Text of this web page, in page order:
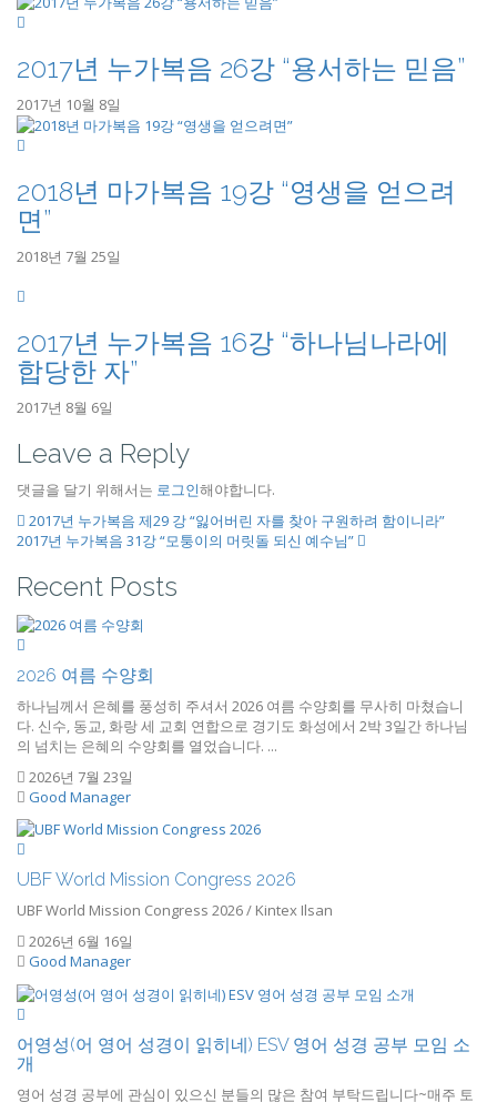
2017년 누가복음 26강 “용서하는 믿음”
2017년 10월 8일
2018년 마가복음 19강 “영생을 얻으려
면”
2018년 7월 25일
2017년 누가복음 16강 “하나님나라에
합당한 자”
2017년 8월 6일
Leave a Reply
댓글을 달기 위해서는 로그인해야합니다.
2017년 누가복음 제29 강 “잃어버린 자를 찾아 구원하려 함이니라”
2017년 누가복음 31강 “모퉁이의 머릿돌 되신 예수님”
Recent Posts
2026 여름 수양회
하나님께서 은혜를 풍성히 주셔서 2026 여름 수양회를 무사히 마쳤습니
다. 신수, 동교, 화랑 세 교회 연합으로 경기도 화성에서 2박 3일간 하나님
의 넘치는 은혜의 수양회를 열었습니다. ...
2026년 7월 23일
Good Manager
UBF World Mission Congress 2026
UBF World Mission Congress 2026 / Kintex Ilsan
2026년 6월 16일
Good Manager
어영성(어 영어 성경이 읽히네) ESV 영어 성경 공부 모임 소
개
영어 성경 공부에 관심이 있으신 분들의 많은 참여 부탁드립니다~매주 토